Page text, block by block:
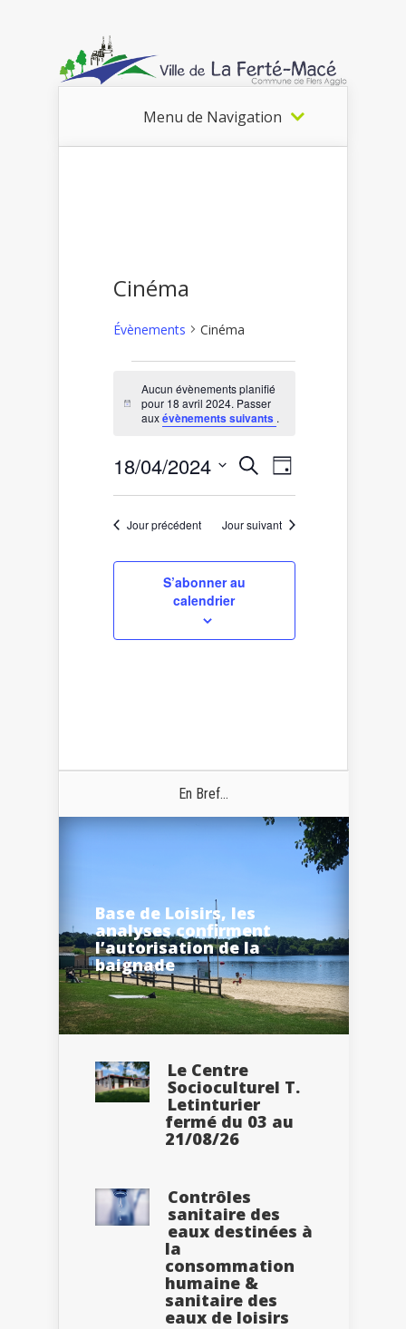
Menu de Navigation
Cinéma
Évènements Cinéma
Évènements
for
avril
2024
Notice
Aucun évènements planifié
pour 18 avril 2024. Passer
auxévènements suivants .
Recherche
de
Évènements
RechercheNavigation
de
vues
Évènement
Jour
18/04/2024
une
date.Jour précédent Jour suivant
S’abonner au
calendrier
En Bref...
Base de Loisirs, les
analyses confirment
l’autorisation de la
baignade
Le Centre
Socioculturel T.
Letinturier
fermé du 03 au
21/08/26
Contrôles
sanitaire des
eaux destinées à
la
consommation
humaine &
sanitaire des
eaux de loisirs